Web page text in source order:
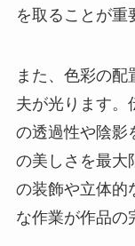
を取ることが重
また、色彩の配
夫が光ります。
の透過性や陰影
の美しさを最大
の装飾や立体的
な作業が作品の